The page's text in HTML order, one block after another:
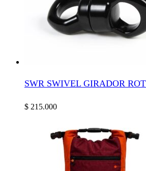
SWR SWIVEL GIRADOR
$ 215.000